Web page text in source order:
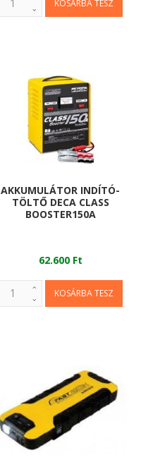
AKKUMULÁTOR INDÍTÓ-
TÖLTŐ DECA CLASS
BOOSTER150A
62.600 Ft